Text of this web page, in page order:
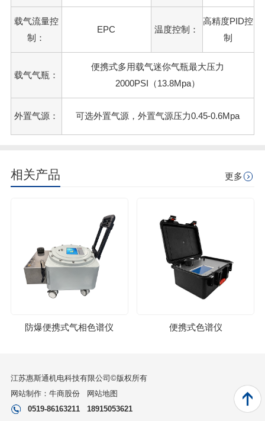
载气流量控
制：
EPC 温度控制：
高精度PID控
制
载气气瓶：
便携式多用载气迷你气瓶最大压力
2000PSI（13.8Mpa）
外置气源： 可选外置气源，外置气源压力0.45-0.6Mpa
相关产品 更多
防爆便携式气相色谱仪 便携式色谱仪
江苏惠斯通机电科技有限公司©版权所有
网站制作： 牛商股份
网站地图
0519-86163211
18915053621